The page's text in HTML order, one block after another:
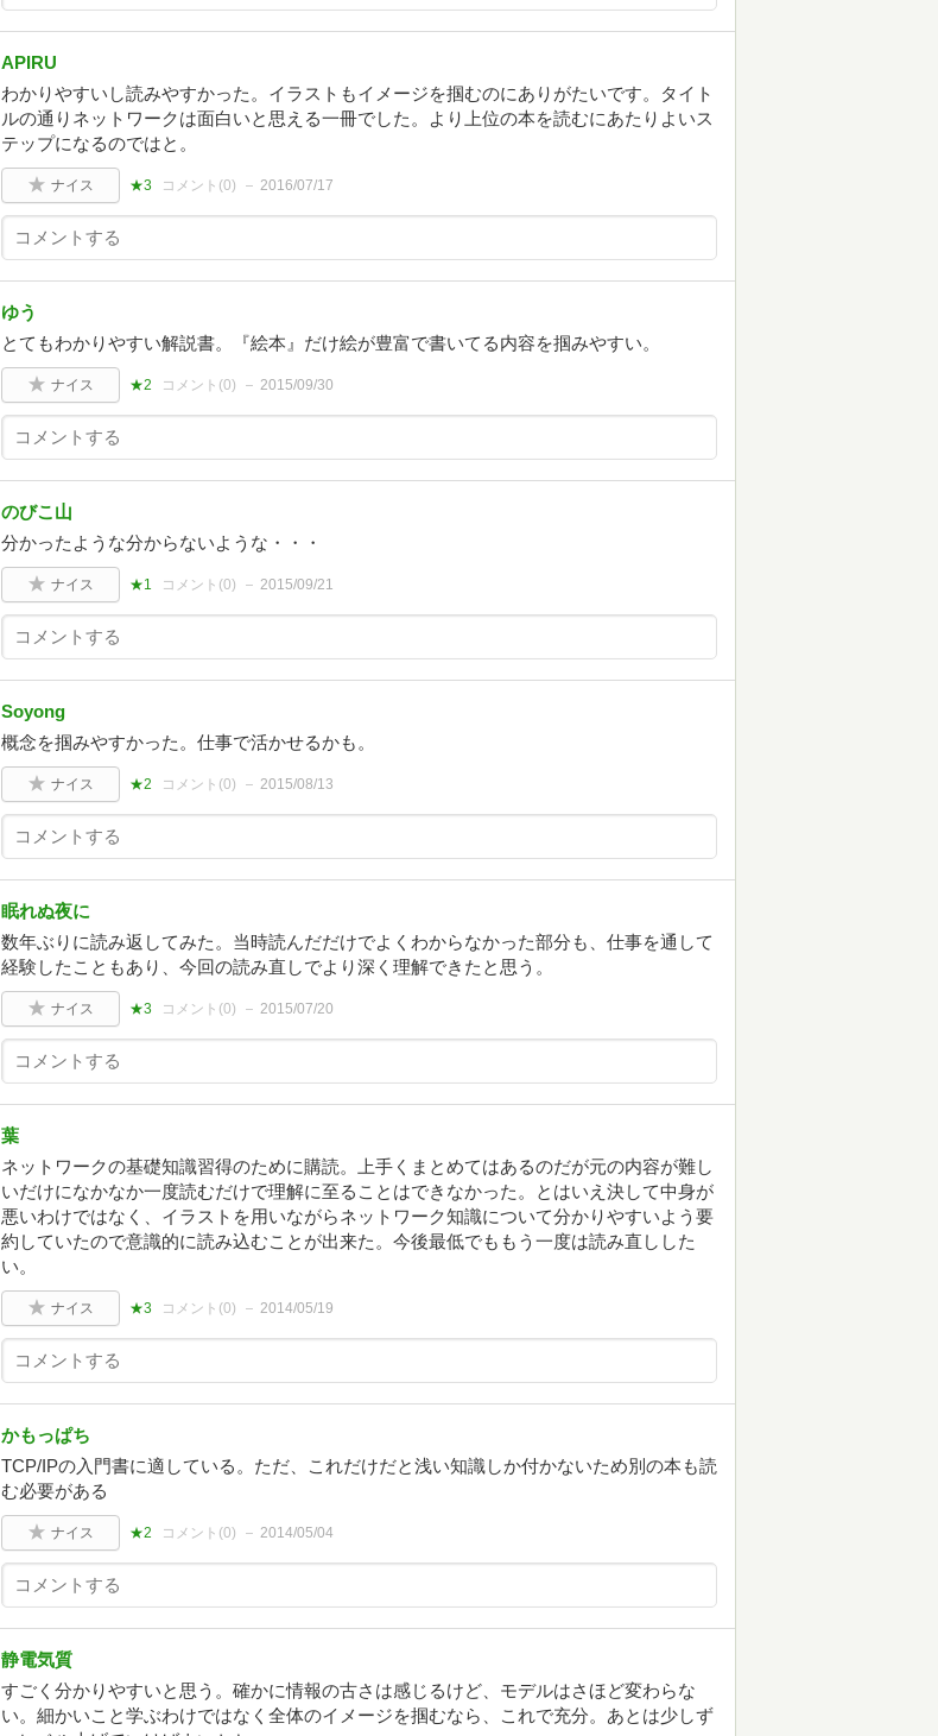
APIRU
わかりやすいし読みやすかった。イラストもイメージを掴むのにありがたいです。タイト
ルの通りネットワークは面白いと思える一冊でした。より上位の本を読むにあたりよいス
テップになるのではと。
ナイス ★3 コメント(0) 2016/07/17
ゆう
とてもわかりやすい解説書。『絵本』だけ絵が豊富で書いてる内容を掴みやすい。
ナイス ★2 コメント(0) 2015/09/30
のびこ山
分かったような分からないような・・・
ナイス ★1 コメント(0) 2015/09/21
Soyong
概念を掴みやすかった。仕事で活かせるかも。
ナイス ★2 コメント(0) 2015/08/13
眠れぬ夜に
数年ぶりに読み返してみた。当時読んだだけでよくわからなかった部分も、仕事を通して
経験したこともあり、今回の読み直しでより深く理解できたと思う。
ナイス ★3 コメント(0) 2015/07/20
葉
ネットワークの基礎知識習得のために購読。上手くまとめてはあるのだが元の内容が難し
いだけになかなか一度読むだけで理解に至ることはできなかった。とはいえ決して中身が
悪いわけではなく、イラストを用いながらネットワーク知識について分かりやすいよう要
約していたので意識的に読み込むことが出来た。今後最低でももう一度は読み直しした
い。
ナイス ★3 コメント(0) 2014/05/19
かもっぱち
TCP/IPの入門書に適している。ただ、これだけだと浅い知識しか付かないため別の本も読
む必要がある
ナイス ★2 コメント(0) 2014/05/04
静電気質
すごく分かりやすいと思う。確かに情報の古さは感じるけど、モデルはさほど変わらな
い。細かいこと学ぶわけではなく全体のイメージを掴むなら、これで充分。あとは少しず